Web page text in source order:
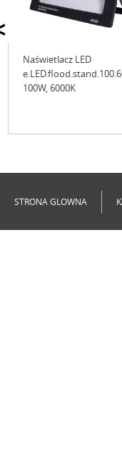
Naświetlacz LED
100W, 6000K
STRONA GLOWNA